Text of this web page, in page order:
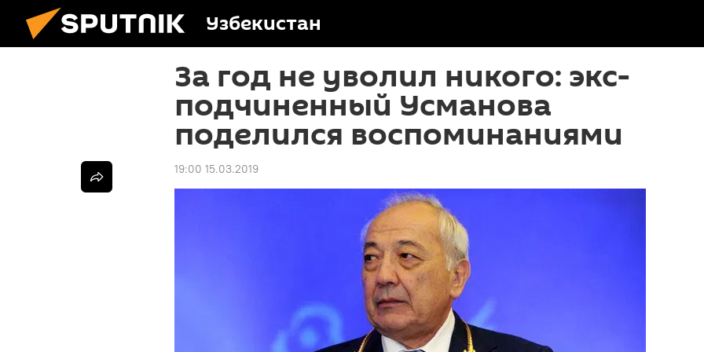
Узбекистан
За год не уволил никого: экс-
подчиненный Усманова
поделился воспоминаниями
19:00 15.03.2019